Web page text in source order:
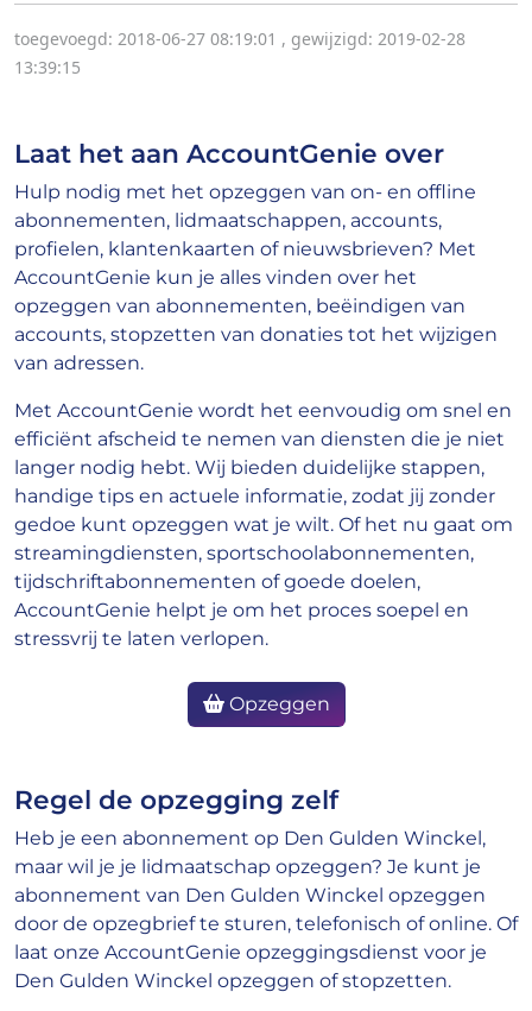
toegevoegd: 2018-06-27 08:19:01 , gewijzigd: 2019-02-28
13:39:15
Laat het aan AccountGenie over
Hulp nodig met het opzeggen van on- en offline
abonnementen, lidmaatschappen, accounts,
profielen, klantenkaarten of nieuwsbrieven? Met
AccountGenie kun je alles vinden over het
opzeggen van abonnementen, beëindigen van
accounts, stopzetten van donaties tot het wijzigen
van adressen.
Met AccountGenie wordt het eenvoudig om snel en
efficiënt afscheid te nemen van diensten die je niet
langer nodig hebt. Wij bieden duidelijke stappen,
handige tips en actuele informatie, zodat jij zonder
gedoe kunt opzeggen wat je wilt. Of het nu gaat om
streamingdiensten, sportschoolabonnementen,
tijdschriftabonnementen of goede doelen,
AccountGenie helpt je om het proces soepel en
stressvrij te laten verlopen.
Opzeggen
Regel de opzegging zelf
Heb je een abonnement op Den Gulden Winckel,
maar wil je je lidmaatschap opzeggen? Je kunt je
abonnement van Den Gulden Winckel opzeggen
door de opzegbrief te sturen, telefonisch of online. Of
laat onze AccountGenie opzeggingsdienst voor je
Den Gulden Winckel opzeggen of stopzetten.